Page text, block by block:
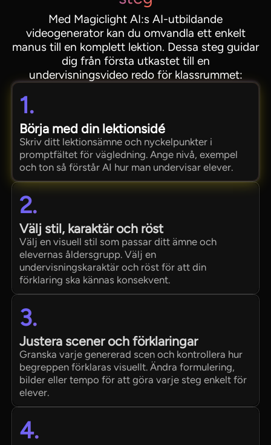
Med Magiclight AI:s AI-utbildande
videogenerator kan du omvandla ett enkelt
manus till en komplett lektion. Dessa steg guidar
dig från första utkastet till en
undervisningsvideo redo för klassrummet:
1.
Börja med din lektionsidé
Skriv ditt lektionsämne och nyckelpunkter i
promptfältet för vägledning. Ange nivå, exempel
och ton så förstår AI hur man undervisar elever.
2.
Välj stil, karaktär och röst
Välj en visuell stil som passar ditt ämne och
elevernas åldersgrupp. Välj en
undervisningskaraktär och röst för att din
förklaring ska kännas konsekvent.
3.
Justera scener och förklaringar
Granska varje genererad scen och kontrollera hur
begreppen förklaras visuellt. Ändra formulering,
bilder eller tempo för att göra varje steg enkelt för
elever.
4.